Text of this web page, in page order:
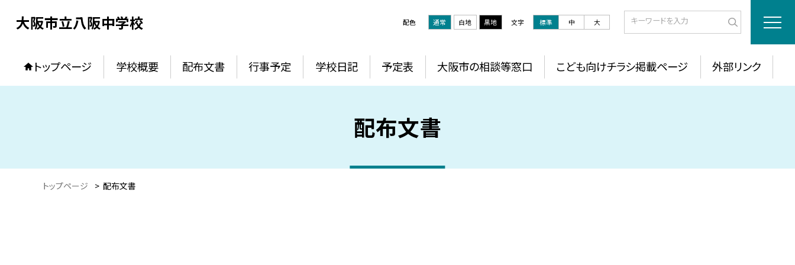
大阪市立八阪中学校 配色 通常 白地 黒地 文字 標準 中 大
トップページ 学校概要 配布文書 行事予定 学校日記 予定表 大阪市の相談等窓口 こども向けチラシ掲載ページ 外部リンク
配布文書
トップページ > 配布文書